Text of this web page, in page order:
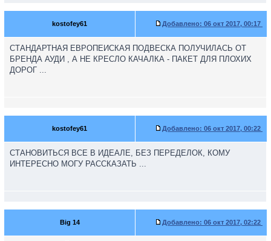
kostofey61 Добавлено: 06 окт 2017, 00:17
СТАНДАРТНАЯ ЕВРОПЕИСКАЯ ПОДВЕСКА ПОЛУЧИЛАСЬ ОТ
БРЕНДА АУДИ , А НЕ КРЕСЛО КАЧАЛКА - ПАКЕТ ДЛЯ ПЛОХИХ
ДОРОГ ...
kostofey61 Добавлено: 06 окт 2017, 00:22
СТАНОВИТЬСЯ ВСЕ В ИДЕАЛЕ, БЕЗ ПЕРЕДЕЛОК, КОМУ
ИНТЕРЕСНО МОГУ РАССКАЗАТЬ ...
Big 14 Добавлено: 06 окт 2017, 02:22